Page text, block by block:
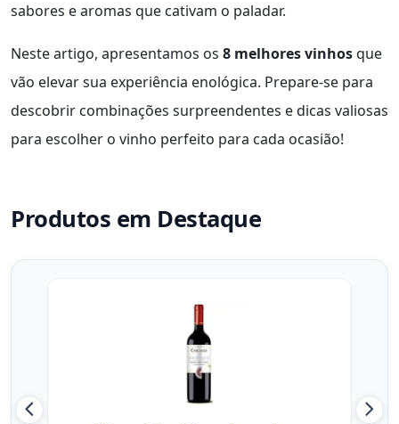
sabores e aromas que cativam o paladar.
Neste artigo, apresentamos os 8 melhores vinhosque
vão elevar sua experiência enológica. Prepare-se para
descobrir combinações surpreendentes e dicas valiosas
para escolher o vinho perfeito para cada ocasião!
Produtos em Destaque